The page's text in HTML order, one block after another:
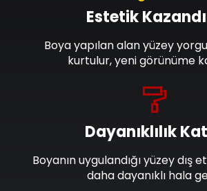
Dayanıklılık
Boyanın uygulandığı yüzey dış
daha dayanıklı hala
Estetik
Boya yapılan alan yüzey
kurtulur, yeni görünüme